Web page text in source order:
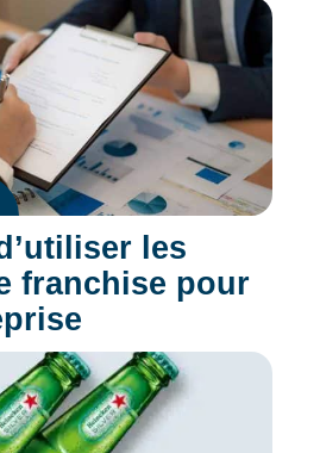
les
franchise pour